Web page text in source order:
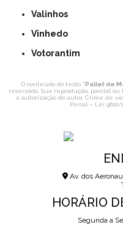
Valinhos
Vinhedo
Votorantim
O conteúdo do texto "Pallet de
reservado. Sua reprodução, parcial
a autorização do autor. Crime de
Penal – Lei
Av. dos
HORÁRIO
Segunda a